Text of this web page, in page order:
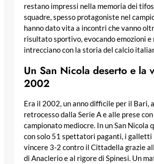
restano impressi nella memoria dei
squadre, spesso protagoniste nel
hanno dato vita a incontri che vanno
risultato sportivo, evocando emozioni e
intrecciano con la storia del calcio
Un San Nicola deserto e la
2002
Era il 2002, un anno difficile per il Bari,
retrocesso dalla Serie A e alle prese con
campionato mediocre. In un San Nicola
con solo 51 spettatori paganti, i galletti
vincere 3-2 contro il Cittadella grazie
di Anaclerio e al rigore di Spinesi. Un